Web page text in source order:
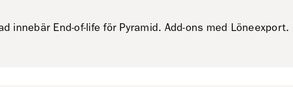
innebär End-of-life för Pyramid. Add-ons med Löneexport.